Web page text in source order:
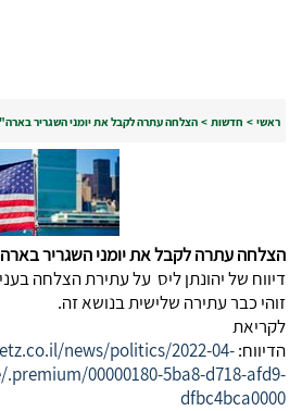
ראשי > חדשות > הצלחה עתרה לקבל את יומני השגריר
הצלחה עתרה לקבל את יומני השגריר
דיווח של יהונתן ליס על עתירת הצלחה
זוהי כבר עתירה שלישית בנושא זה.
לקריאת
הדיווח:news/politics/2022-04-
00000180-5ba8-d718-afd9-
dfbc4bca0000